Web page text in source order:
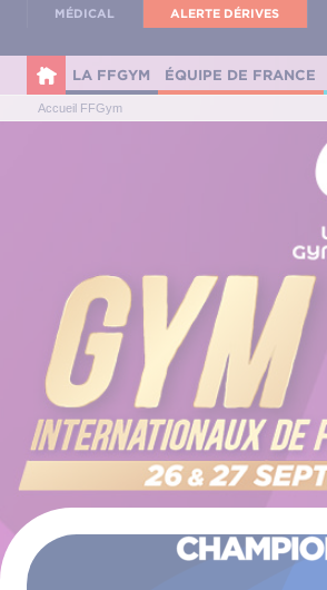
MÉDICAL ALERTE DÉRIVES
LA FFGYM ÉQUIPE DE FRANCE
Accueil FFGym
Panneau de gestion des cookies